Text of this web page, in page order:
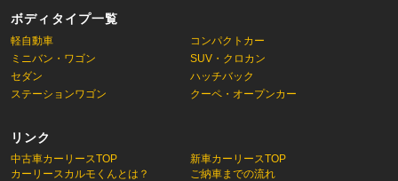
ボディタイプ一覧
軽自動車
コンパクトカー
ミニバン・ワゴン
SUV・クロカン
セダン
ハッチバック
ステーションワゴン
クーペ・オープンカー
リンク
中古車カーリースTOP
カーリースカルモくんとは？
新車カーリースTOP
ご納車までの流れ